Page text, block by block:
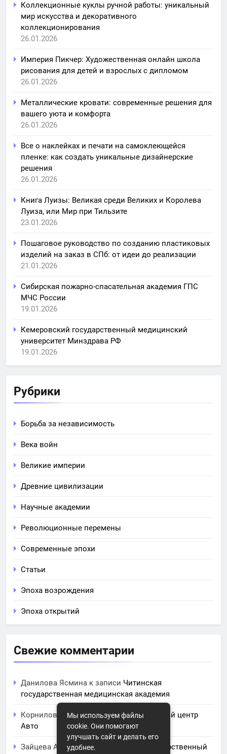
Коллекционные куклы ручной работы: уникальный
мир искусства и декоративного
коллекционирования
26.01.2026
Империя Пикчер: Художественная онлайн школа
рисования для детей и взрослых с дипломом
26.01.2026
Металлические кровати: современные решения для
вашего уюта и комфорта
26.01.2026
Все о наклейках и печати на самоклеющейся
пленке: как создать уникальные дизайнерские
решения
26.01.2026
Книга Луизы: Великая среди Великих и Королева
Луиза, или Мир при Тильзите
23.01.2026
Пошаговое руководство по созданию пластиковых
изделий на заказ в СПб: от идеи до реализации
21.01.2026
Сибирская пожарно-спасательная академия ГПС
МЧС России
19.01.2026
Кемеровский государственный медицинский
университет Минздрава РФ
19.01.2026
Рубрики
Борьба за независимость
Века войн
Великие империи
Древние цивилизации
Научные академии
Революционные перемены
Современные эпохи
Статьи
Эпоха возрождения
Эпоха открытий
Свежие комментарии
Данилова Ясмина к записи Читинская
государственная медицинская академия
Корнилова Анитак записиЧПОУ Учебный центр
Авто
Зайцева Аринак записи
Курский государственный
Мы используем файлы
cookie. Они помогают
улучшать сайт и делать его
удобнее.